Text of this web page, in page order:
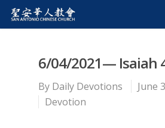
6/04/2021— Isaiah
By Daily Devotions
June
Devotion